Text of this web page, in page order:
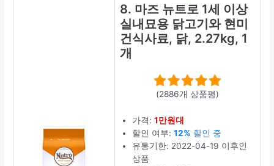
8. 마즈 뉴트로 1세 이상
실내묘용 닭고기와 현미
건식사료, 닭, 2.27kg, 1
개
(2886개 상품평)
가격:1만원대
할인 여부:12% 할인 중
유통기한: 2022-04-19 이후인
상품